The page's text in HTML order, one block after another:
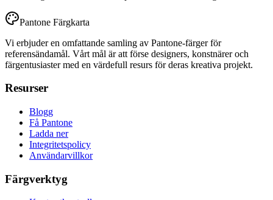
Pantone Färgkarta
Vi erbjuder en omfattande samling av Pantone-färger för
referensändamål. Vårt mål är att förse designers, konstnärer och
färgentusiaster med en värdefull resurs för deras kreativa projekt.
Resurser
Blogg
Få Pantone
Ladda ner
Integritetspolicy
Användarvillkor
Färgverktyg